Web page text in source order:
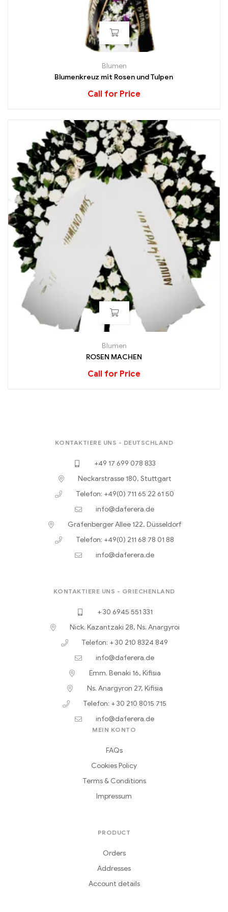
Blumen
Blumenkreuz mit Rosen und Tulpen
Call for Price
Blumen
ROSEN MACHEN
Call for Price
KONTAKTIERE UNS - DEUTSCHLAND
+49 17 699 078 833
Neckarstrasse 180, Stuttgart
Telefon: +49(0) 711 65 22 61 50
info@daferera.de
Grafenberger Allee 122, Düsseldorf
Telefon: +49(0) 211 68 78 01 88
info@daferera.de
KONTAKTIERE UNS - GRIECHENLAND
+ 30 6945 551 331
Nick. Kazantzaki 28, Ns. Anargyroi
Telefon: + 30 210 8324 849
info@daferera.de
Emm. Benaki 16, Kifisia
Ns. Anargyron 27, Kifisia
Telefon: + 30 210 8015 715
info@daferera.de
MEIN KONTO
FAQs
Cookies Policy
Terms & Conditions
Impressum
PRODUCT
Orders
Addresses
Account details